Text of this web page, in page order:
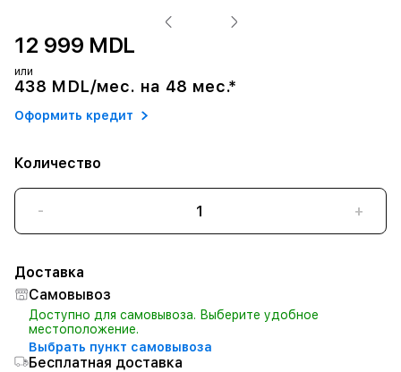
12 999 MDL
или
438 MDL/мес. на 48 мес.*
Оформить кредит
Количество
- +
Доставка
Самовывоз
Доступно для самовывоза. Выберите удобное
местоположение.
Выбрать пункт самовывоза
Бесплатная доставка